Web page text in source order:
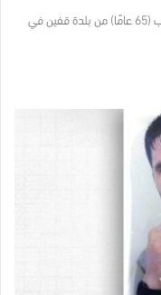
أكد مكتب إعلام الأسرى أن الأسير فتحي رجا الخطيب (65 عامًا) من بلدة قفين في